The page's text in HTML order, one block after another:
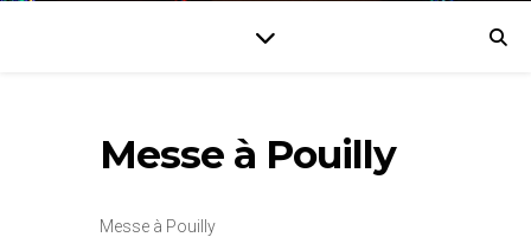
Messe à Pouilly
Messe à Pouilly